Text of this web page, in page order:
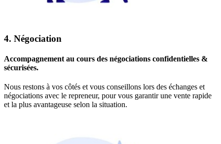
4. Négociation
Accompagnement au cours des négociations confidentielles &
sécurisées.
Nous restons à vos côtés et vous conseillons lors des échanges et
négociations avec le repreneur, pour vous garantir une vente rapide
et la plus avantageuse selon la situation.